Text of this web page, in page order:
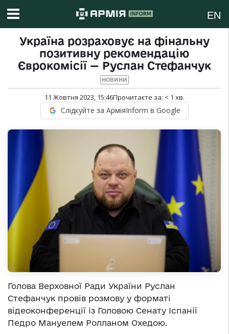
EN
Україна розраховує на фінальну
позитивну рекомендацію
Єврокомісії — Руслан Стефанчук
НОВИНИ
11 Жовтня 2023, 15:46Прочитаєте за: < 1 хв.
Слідкуйте за АрміяInform в Google
Голова Верховної Ради України Руслан
Стефанчук провів розмову у форматі
відеоконференції із Головою Сенату Іспанії
Педро Мануелем Ролланом Охедою.